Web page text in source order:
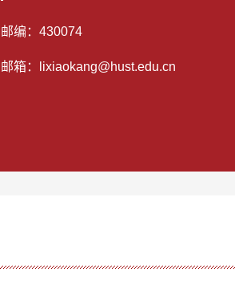
邮编： 430074
邮箱： lixiaokang@hust.edu.cn